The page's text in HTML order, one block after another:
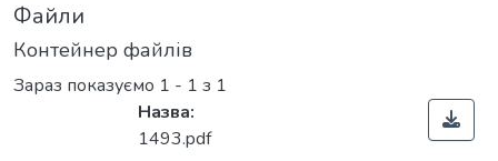
Файли
Контейнер файлів
Зараз показуємо 1 - 1 з 1
Назва:
1493.pdf